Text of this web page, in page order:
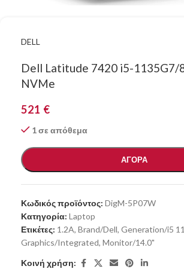
DELL
Dell Latitude 7420 i5-1135G7/
NVMe
521 €
1 σε απόθεμα
ΑΓΟΡΑ
Κωδικός προϊόντος: DigM-5P07W
Κατηγορία: Laptop
Ετικέτες: 1.2A, Brand/Dell, Generation/i5
Graphics/Integrated, Monitor/14.0"
Κοινή χρήση: